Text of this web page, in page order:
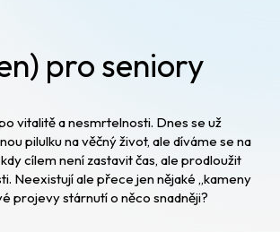
pro seniory
vitalitě a nesmrtelnosti. Dnes se už
pilulku na věčný život, ale díváme se na
cílem není zastavit čas, ale prodloužit
Neexistují ale přece jen nějaké „kameny
projevy stárnutí o něco snadněji?